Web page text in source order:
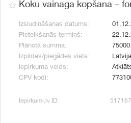
Koku vainaga kopšana –
Izsludināšanas datums:
Pieteikšanās termiņš:
Plānotā summa:
Izpildes/piegādes vieta:
Iepirkuma veids:
CPV kodi:
Iepirkumi.lv ID: